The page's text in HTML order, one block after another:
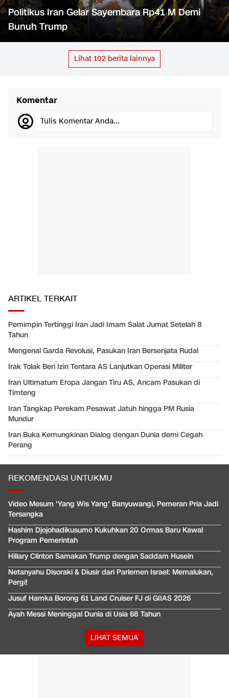
Politikus Iran Gelar Sayembara Rp41 M Demi
Bunuh Trump
Lihat 102 berita lainnya
Komentar
Tulis Komentar Anda...
ARTIKEL TERKAIT
Pemimpin Tertinggi Iran Jadi Imam Salat Jumat Setelah 8
Tahun
Mengenal Garda Revolusi, Pasukan Iran Bersenjata Rudal
Irak Tolak Beri Izin Tentara AS Lanjutkan Operasi Militer
Iran Ultimatum Eropa Jangan Tiru AS, Ancam Pasukan di
Timteng
Iran Tangkap Perekam Pesawat Jatuh hingga PM Rusia
Mundur
Iran Buka Kemungkinan Dialog dengan Dunia demi Cegah
Perang
REKOMENDASI UNTUKMU
Video Mesum 'Yang Wis Yang' Banyuwangi, Pemeran Pria Jadi
Tersangka
Hashim Djojohadikusumo Kukuhkan 20 Ormas Baru Kawal
Program Pemerintah
Hillary Clinton Samakan Trump dengan Saddam Husein
Netanyahu Disoraki & Diusir dari Parlemen Israel: Memalukan,
Pergi!
Jusuf Hamka Borong 61 Land Cruiser FJ di GIIAS 2026
Ayah Messi Meninggal Dunia di Usia 68 Tahun
LIHAT SEMUA